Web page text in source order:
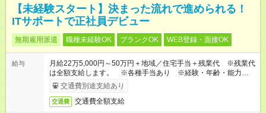
【未経験スタート】決まった流れで進められる！
ITサポートで正社員デビュー
無期雇用派遣 職種未経験OK ブランクOK WEB登録・面接OK
給与
月給22万5,000円～50万円＋地域／住宅手当＋残業代 ※残業代
は全額支給します。 ※各種手当あり ※経験・年齢・能力等を
考慮して加給・優遇します。
交通費別途支給あり
交通費 交通費全額支給